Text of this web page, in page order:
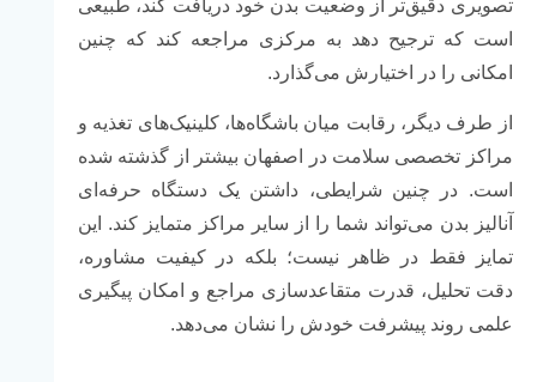
تصویری دقیق‌تر از وضعیت بدن خود دریافت کند، طبیعی
است که ترجیح دهد به مرکزی مراجعه کند که چنین
امکانی را در اختیارش می‌گذارد.
از طرف دیگر، رقابت میان باشگاه‌ها، کلینیک‌های تغذیه و
مراکز تخصصی سلامت در اصفهان بیشتر از گذشته شده
است. در چنین شرایطی، داشتن یک دستگاه حرفه‌ای
آنالیز بدن می‌تواند شما را از سایر مراکز متمایز کند. این
تمایز فقط در ظاهر نیست؛ بلکه در کیفیت مشاوره،
دقت تحلیل، قدرت متقاعدسازی مراجع و امکان پیگیری
علمی روند پیشرفت خودش را نشان می‌دهد.